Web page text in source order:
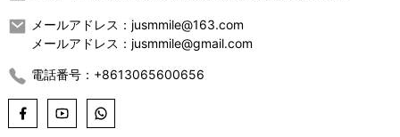
メールアドレス：jusmmile@163.com
メールアドレス：jusmmile@gmail.com
電話番号：+8613065600656